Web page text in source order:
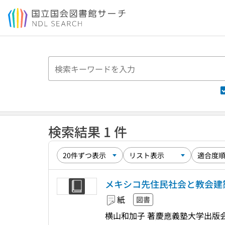
本文へ移動
検索結果 1 件
メキシコ先住民社会と教会
紙 図書
横山和加子 著慶應義塾大学出版